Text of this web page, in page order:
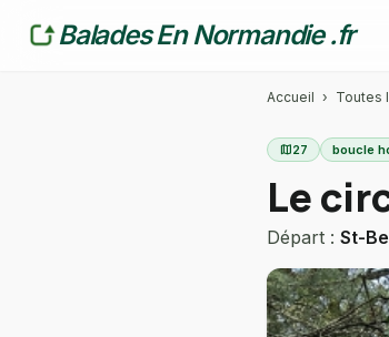
Balades En Normandie .fr
Accueil › Toutes
map27 boucle
Le
Départ : St-